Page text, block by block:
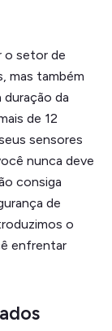
o setor de
mas também
da
de 12
sensores
nunca deve
consiga
de
o
enfrentar